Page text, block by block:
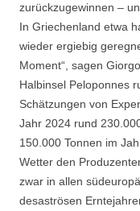
zurückzugewinnen –
In Griechenland etwa
wieder ergiebig
Moment“, sagen
Halbinsel Peloponnes
Schätzungen von
Jahr 2024 rund
150.000 Tonnen im
Wetter den
zwar in allen
desaströsen